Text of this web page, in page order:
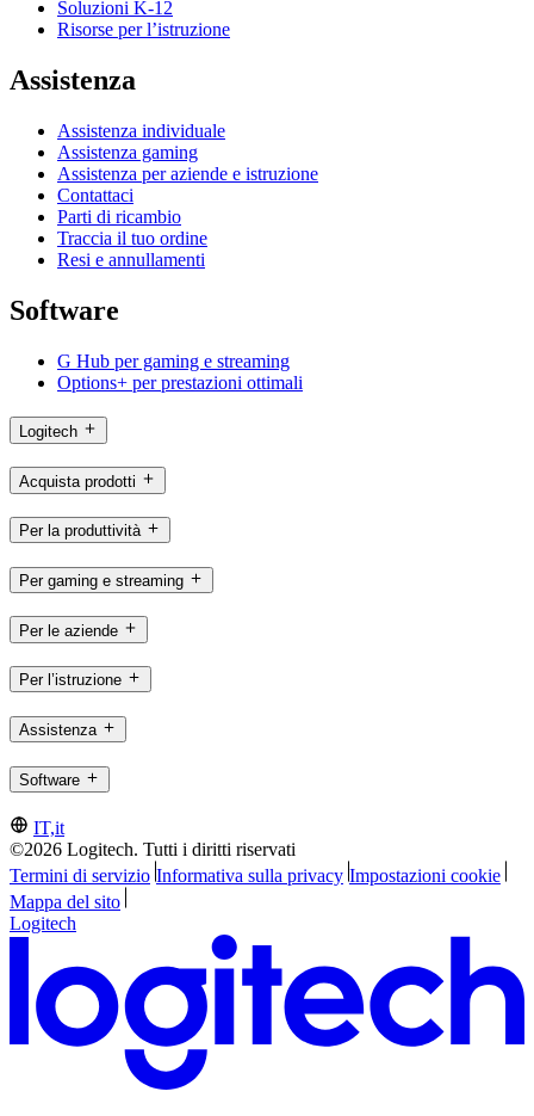
Soluzioni K-12
Risorse per l’istruzione
Assistenza
Assistenza individuale
Assistenza gaming
Assistenza per aziende e istruzione
Contattaci
Parti di ricambio
Traccia il tuo ordine
Resi e annullamenti
Software
G Hub per gaming e streaming
Options+ per prestazioni ottimali
Logitech
Acquista prodotti
Per la produttività
Per gaming e streaming
Per le aziende
Per l’istruzione
Assistenza
Software
IT,it
©2026 Logitech. Tutti i diritti riservati
Termini di servizio Informativa sulla privacy Impostazioni cookie
Mappa del sito
Logitech